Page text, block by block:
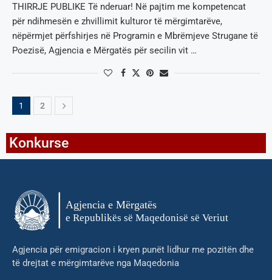
THIRRJE PUBLIKE Të nderuar! Në pajtim me kompetencat
për ndihmesën e zhvillimit kulturor të mërgimtarëve,
nëpërmjet përfshirjes në Programin e Mbrëmjeve Strugane të
Poezisë, Agjencia e Mërgatës për secilin vit …
1 2
Konkurse
Agjencia për emigracion i kryen punët lidhur me pozitën dhe
të drejtat e mërgimtarëve nga Maqedonia